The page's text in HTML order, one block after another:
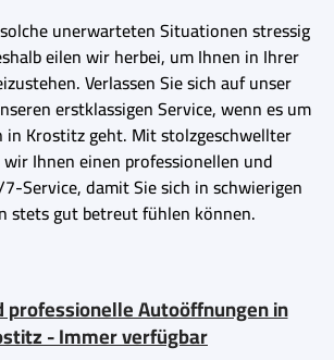
unerwarteten Situationen stressig
eilen wir herbei, um Ihnen in Ihrer
Verlassen Sie sich auf unser
erstklassigen Service, wenn es um
Krostitz geht. Mit stolzgeschwellter
Ihnen einen professionellen und
Service, damit Sie sich in schwierigen
stets gut betreut fühlen können.
professionelle Autoöffnungen in
- Immer verfügbar